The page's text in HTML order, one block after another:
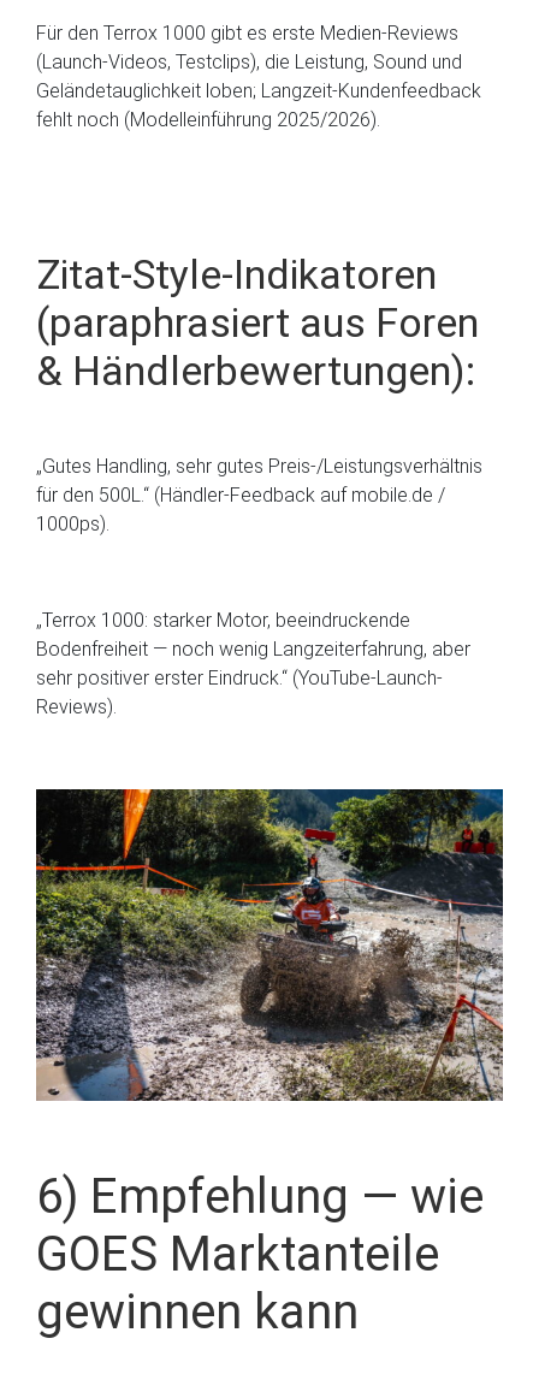
Für den Terrox 1000 gibt es erste Medien-Reviews
(Launch-Videos, Testclips), die Leistung, Sound und
Geländetauglichkeit loben; Langzeit-Kundenfeedback
fehlt noch (Modelleinführung 2025/2026).
Zitat-Style-Indikatoren
(paraphrasiert aus Foren
& Händlerbewertungen):
„Gutes Handling, sehr gutes Preis-/Leistungsverhältnis
für den 500L.“ (Händler-Feedback auf mobile.de /
1000ps).
„Terrox 1000: starker Motor, beeindruckende
Bodenfreiheit — noch wenig Langzeiterfahrung, aber
sehr positiver erster Eindruck.“ (YouTube-Launch-
Reviews).
6) Empfehlung — wie
GOES Marktanteile
gewinnen kann